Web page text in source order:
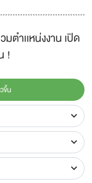
มตำเเหน่งงาน เปิด
!
ขึ้น